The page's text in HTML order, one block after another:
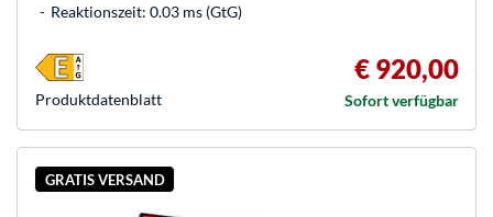
Reaktionszeit: 0.03 ms (GtG)
€ 920,00
Sofort verfügbar
Produkt­datenblatt
GRATIS VERSAND